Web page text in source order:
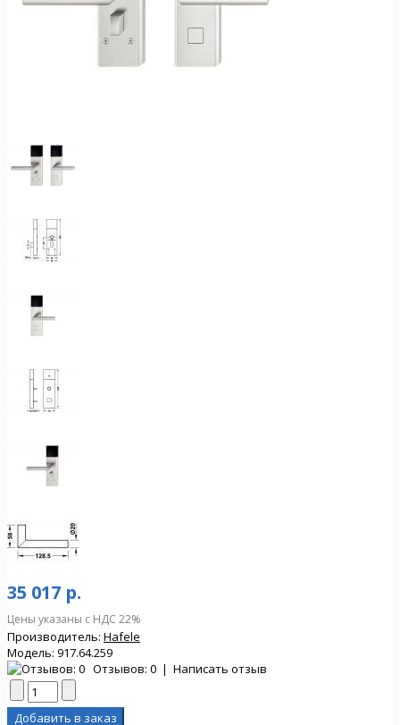
35 017 р.
Цены указаны с НДС 22%
Производитель: Hafele
Модель: 917.64.259
Отзывов: 0 | Написать отзыв